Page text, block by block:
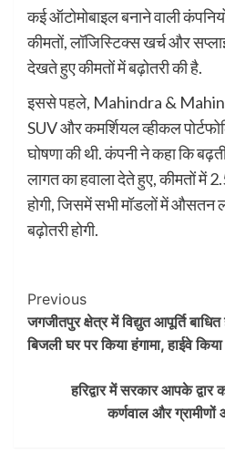
कई ऑटोमोबाइल बनाने वाली
कीमतों, लॉजिस्टिक्स खर्च और
देखते हुए कीमतों में बढ़ोतरी की है.
इससे पहले, Mahindra &
SUV और कमर्शियल व्हीकल
घोषणा की थी. कंपनी ने कहा कि
लागत का हवाला देते हुए, कीमतों में
होगी, जिसमें सभी मॉडलों में औसतन
बढ़ोतरी होगी.
Post
Navigation
Previous
जगजीतपुर क्षेत्र में विद्युत आपूर्ति
बिजली घर पर किया हंगामा, हाईवे
हरिद्वार में सरकार आपके द्वार
कर्णवाल और